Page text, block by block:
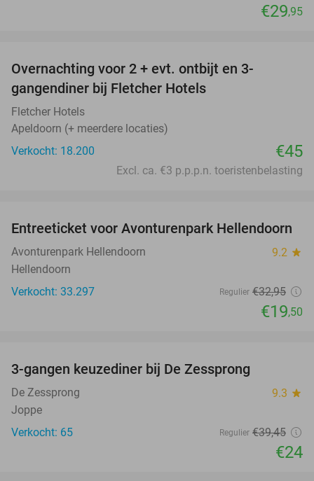
€29,95
Overnachting voor 2 + evt. ontbijt en 3-
gangendiner bij Fletcher Hotels
Fletcher Hotels
Apeldoorn (+ meerdere locaties)
Verkocht: 18.200
€45
Excl. ca. €3 p.p.p.n. toeristenbelasting
41%
Entreeticket voor Avonturenpark Hellendoorn
Avonturenpark Hellendoorn 9.2 star
Hellendoorn
Verkocht: 33.297
Regulier €32,95
€19,50
3-gangen keuzediner bij De Zessprong
De Zessprong 9.3 star
Joppe
Verkocht: 65
Regulier €39,45
€24